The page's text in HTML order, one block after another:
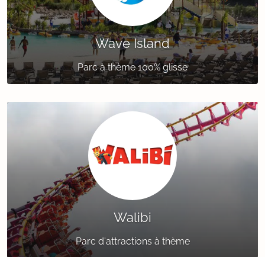
Wave Island
Parc à thème 100% glisse
Walibi
Parc d'attractions à thème